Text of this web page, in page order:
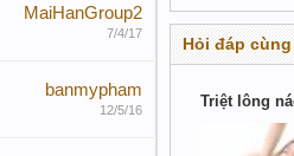
MaiHanGroup2
7/4/17
banmypham
12/5/16
Hỏi đáp
Triệt lông